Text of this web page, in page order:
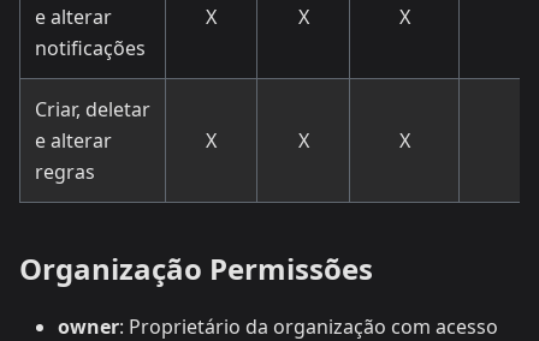
e alterar
notificações
X X X
Criar, deletar
e alterar
regras
X X X
Organização Permissões
owner: Proprietário da organização com acesso